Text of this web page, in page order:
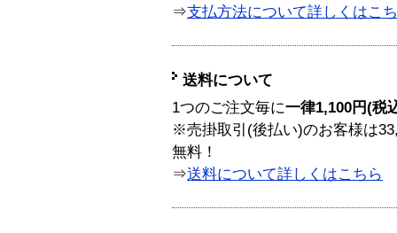
⇒支払方法について詳しくはこ
送料について
1つのご注文毎に一律1,100円(税
※売掛取引(後払い)のお客様は
無料！
⇒送料について詳しくはこちら